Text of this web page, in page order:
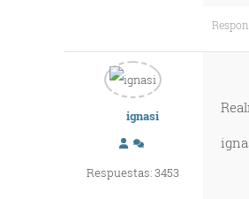
ignasi
Respuestas: 3453